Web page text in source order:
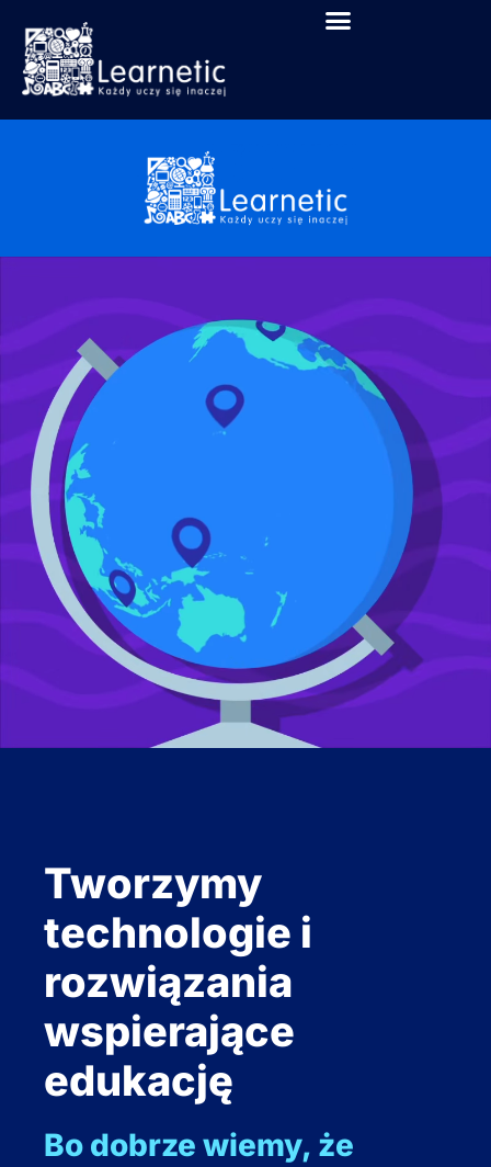
Tworzymy
technologie i
rozwiązania
wspierające
edukację
Bo dobrze wiemy, że